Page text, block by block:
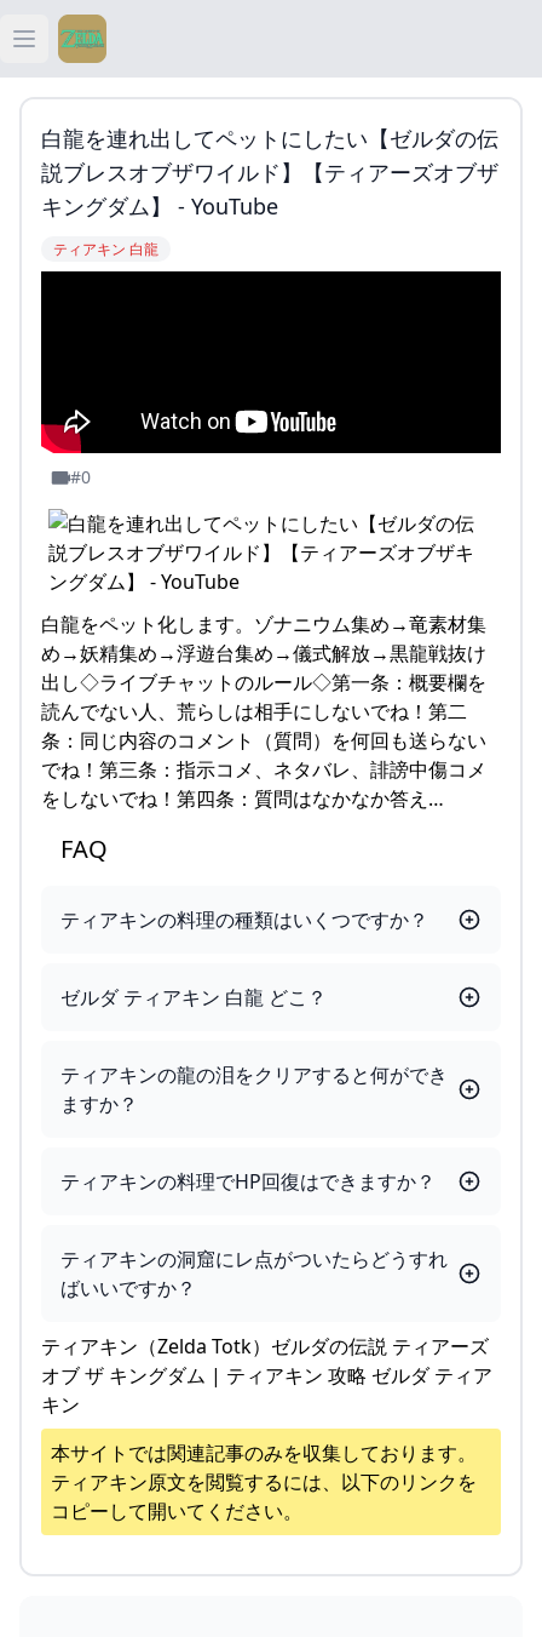
Open main menu
ティアキン
ティアキン 祠
白龍を連れ出してペットにしたい【ゼルダの伝
説ブレスオブザワイルド】【ティアーズオブザ
キングダム】 - YouTube
ティアキン 白龍
#0
白龍をペット化します。ゾナニウム集め→竜素材集
め→妖精集め→浮遊台集め→儀式解放→黒龍戦抜け
出し◇ライブチャットのルール◇第一条：概要欄を
読んでない人、荒らしは相手にしないでね！第二
条：同じ内容のコメント（質問）を何回も送らない
でね！第三条：指示コメ、ネタバレ、誹謗中傷コメ
をしないでね！第四条：質問はなかなか答え…
FAQ
ティアキンの料理の種類はいくつですか？
ゼルダ ティアキン 白龍 どこ？
ティアキンの龍の泪をクリアすると何ができ
ますか？
ティアキンの料理でHP回復はできますか？
ティアキンの洞窟にレ点がついたらどうすれ
ばいいですか？
ティアキン（Zelda Totk）ゼルダの伝説 ティアーズ
オブ ザ キングダム | ティアキン 攻略 ゼルダ ティア
キン
本サイトでは関連記事のみを収集しております。
ティアキン原文を閲覧するには、以下のリンクを
コピーして開いてください。